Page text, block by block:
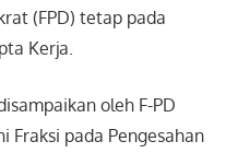
(FPD) tetap pada
Kerja.
oleh F-PD
Fraksi pada Pengesahan